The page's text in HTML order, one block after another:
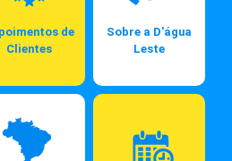
de
Clientes
Sobre a D'água
Leste